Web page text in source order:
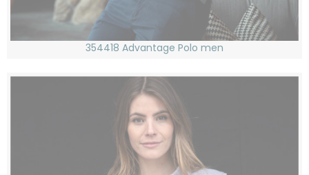
354418 Advantage Polo men